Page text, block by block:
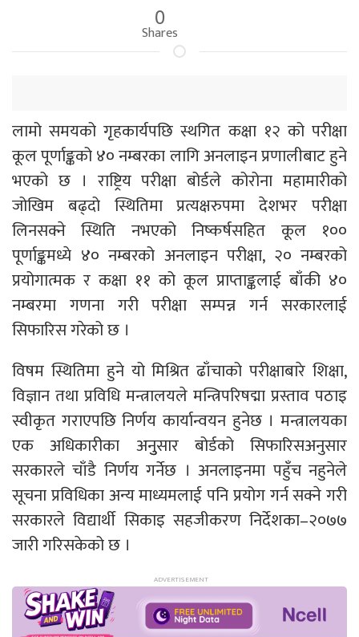
0
Shares
लामो समयको गृहकार्यपछि स्थगित कक्षा १२ को परीक्षा
कूल पूर्णाङ्कको ४० नम्बरका लागि अनलाइन प्रणालीबाट हुने
भएको छ । राष्ट्रिय परीक्षा बोर्डले कोरोना महामारीको
जोखिम बढ्दो स्थितिमा प्रत्यक्षरुपमा देशभर परीक्षा
लिनसक्ने स्थिति नभएको निष्कर्षसहित कूल १००
पूर्णाङ्कमध्ये ४० नम्बरको अनलाइन परीक्षा, २० नम्बरको
प्रयोगात्मक र कक्षा ११ को कूल प्राप्ताङ्कलाई बाँकी ४०
नम्बरमा गणना गरी परीक्षा सम्पन्न गर्न सरकारलाई
सिफारिस गरेको छ ।
विषम स्थितिमा हुने यो मिश्रित ढाँचाको परीक्षाबारे शिक्षा,
विज्ञान तथा प्रविधि मन्त्रालयले मन्त्रिपरिषद्मा प्रस्ताव पठाइ
स्वीकृत गराएपछि निर्णय कार्यान्वयन हुनेछ । मन्त्रालयका
एक अधिकारीका अनुुसार बोर्डको सिफारिसअनुसार
सरकारले चाँडै निर्णय गर्नेछ । अनलाइनमा पहुँच नहुनेले
सूचना प्रविधिका अन्य माध्यमलाई पनि प्रयोग गर्न सक्ने गरी
सरकारले विद्यार्थी सिकाइ सहजीकरण निर्देशका–२०७७
जारी गरिसकेको छ ।